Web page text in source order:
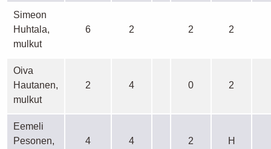
Simeon
Huhtala,
mulkut
6 2 2 2
Oiva
Hautanen,
mulkut
2 4 0 2
Eemeli
Pesonen,
4 4 2 H